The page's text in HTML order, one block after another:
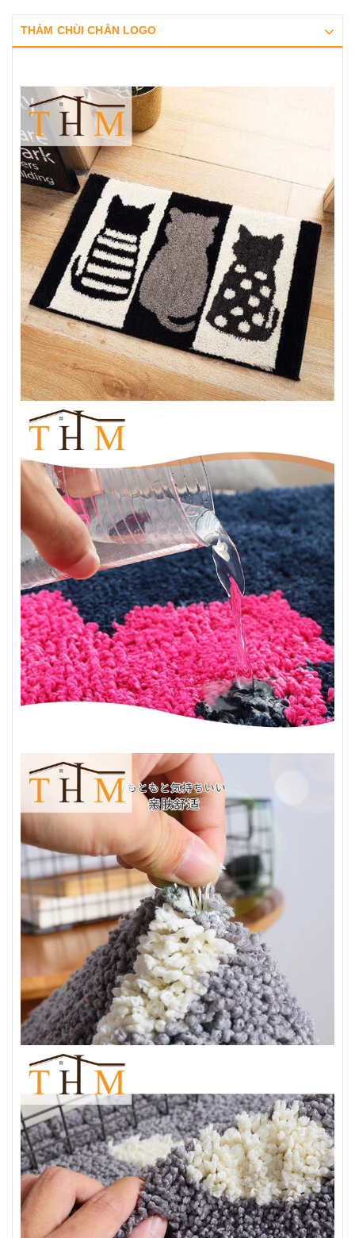
THẢM CHÙI CHÂN LOGO